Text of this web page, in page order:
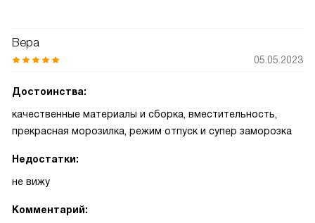
Вера
05.05.2023
Достоинства:
качественные материалы и сборка, вместительность,
прекрасная морозилка, режим отпуск и супер заморозка
Недостатки:
не вижу
Комментарий: